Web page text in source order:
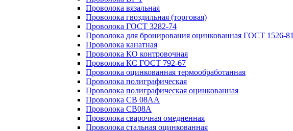
Проволока вязальная
Проволока гвоздильная (торговая)
Проволока ГОСТ 3282-74
Проволока для бронирования оцинкованная ГОСТ 1526-81
Проволока канатная
Проволока КО контровочная
Проволока КС ГОСТ 792-67
Проволока оцинкованная термообработанная
Проволока полиграфическая
Проволока полиграфическая оцинкованная
Проволока СВ 08АА
Проволока СВ08А
Проволока сварочная омедненная
Проволока стальная оцинкованная